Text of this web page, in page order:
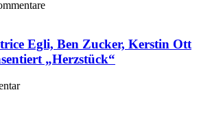
Egli, Ben Zucker, Kerstin Ott
„Herzstück“